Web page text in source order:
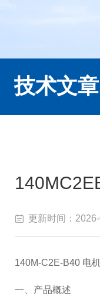
技术文章
更新时间：
140M-C2E-B40 电
一、产品概述